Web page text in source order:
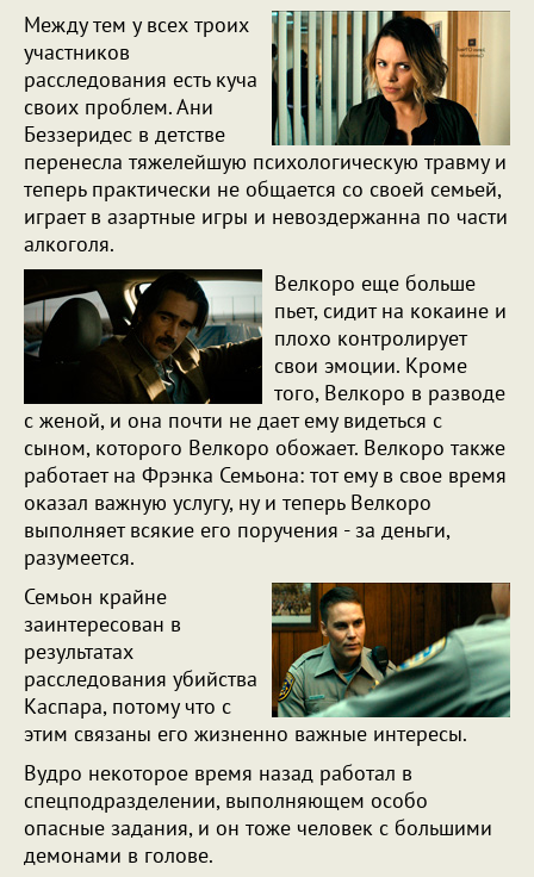
Между тем у всех троих
участников
расследования есть куча
своих проблем. Ани
Беззеридес в детстве
перенесла тяжелейшую психологическую травму и
теперь практически не общается со своей семьей,
играет в азартные игры и невоздержанна по части
алкоголя.
Велкоро еще больше
пьет, сидит на кокаине и
плохо контролирует
свои эмоции. Кроме
того, Велкоро в разводе
с женой, и она почти не дает ему видеться с
сыном, которого Велкоро обожает. Велкоро также
работает на Фрэнка Семьона: тот ему в свое время
оказал важную услугу, ну и теперь Велкоро
выполняет всякие его поручения - за деньги,
разумеется.
Семьон крайне
заинтересован в
результатах
расследования убийства
Каспара, потому что с
этим связаны его жизненно важные интересы.
Вудро некоторое время назад работал в
спецподразделении, выполняющем особо
опасные задания, и он тоже человек с большими
демонами в голове.